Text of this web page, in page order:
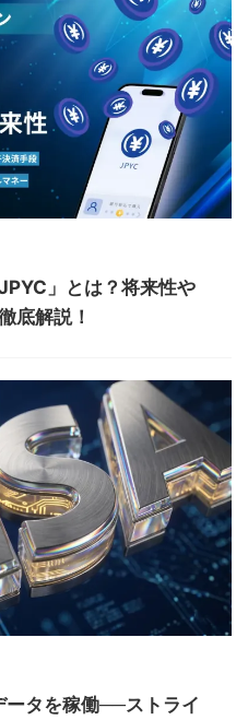
」とは？将来性や
底解説！
タを稼働──ストライ